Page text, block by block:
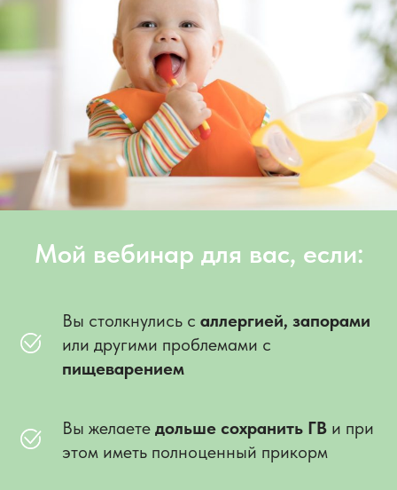
Мой вебинар для вас, если:
Вы столкнулись с аллергией, запорами
или другими проблемами с
пищеварением
Вы желаете дольше сохранить ГВ и при
этом иметь полноценный прикорм